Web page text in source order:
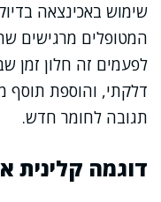
שימוש באכינצאה
המטופלים מרגישים
לפעמים זה חלון זמן
דלקתי, והוספת תוסף
תגובה לחומר חדש.
דוגמה קלינית